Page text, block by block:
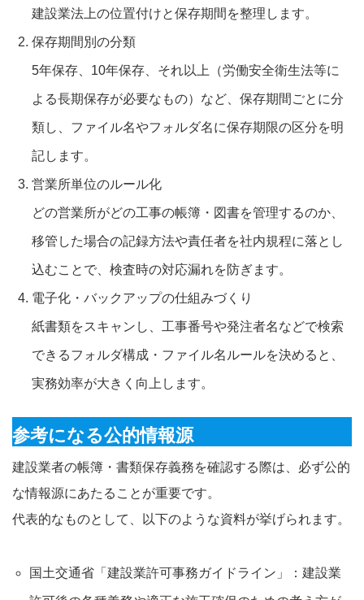
建設業法上の位置付けと保存期間を整理します。
保存期間別の分類
5年保存、10年保存、それ以上（労働安全衛生法等に
よる長期保存が必要なもの）など、保存期間ごとに分
類し、ファイル名やフォルダ名に保存期限の区分を明
記します。
営業所単位のルール化
どの営業所がどの工事の帳簿・図書を管理するのか、
移管した場合の記録方法や責任者を社内規程に落とし
込むことで、検査時の対応漏れを防ぎます。
電子化・バックアップの仕組みづくり
紙書類をスキャンし、工事番号や発注者名などで検索
できるフォルダ構成・ファイル名ルールを決めると、
実務効率が大きく向上します。
参考になる公的情報源
建設業者の帳簿・書類保存義務を確認する際は、必ず公的
な情報源にあたることが重要です。
代表的なものとして、以下のような資料が挙げられます。
国土交通省「建設業許可事務ガイドライン」：建設業